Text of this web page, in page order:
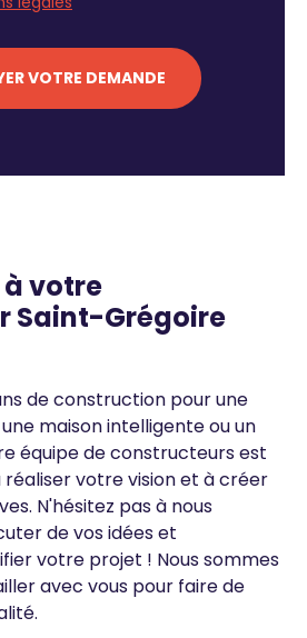
votre
Saint-Grégoire
de construction pour une
maison intelligente ou un
équipe de constructeurs est
réaliser votre vision et à créer
N'hésitez pas à nous
de vos idées et
votre projet ! Nous sommes
avec vous pour faire de